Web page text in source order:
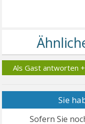
Als Gast antworten +
Sie
Sofern Sie